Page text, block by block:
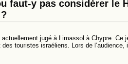
faut-y pas considérer le
actuellement jugé à Limassol à Chypre.
touristes israéliens. Lors de